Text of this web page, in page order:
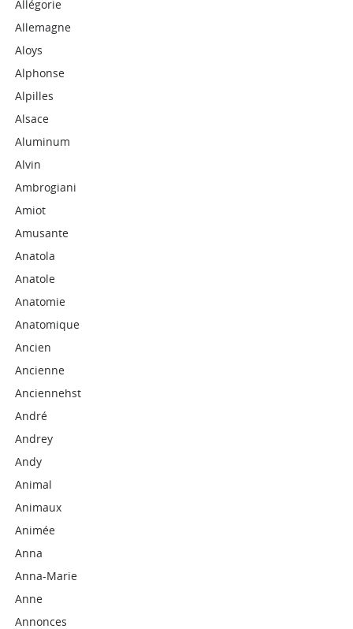
Allégorie
Allemagne
Aloys
Alphonse
Alpilles
Alsace
Aluminum
Alvin
Ambrogiani
Amiot
Amusante
Anatola
Anatole
Anatomie
Anatomique
Ancien
Ancienne
Anciennehst
André
Andrey
Andy
Animal
Animaux
Animée
Anna
Anna-Marie
Anne
Annonces